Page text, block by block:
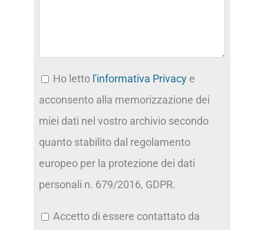
Ho letto l'informativa Privacye
acconsento alla memorizzazione dei
miei dati nel vostro archivio secondo
quanto stabilito dal regolamento
europeo per la protezione dei dati
personali n. 679/2016, GDPR.
Accetto di essere contattato da